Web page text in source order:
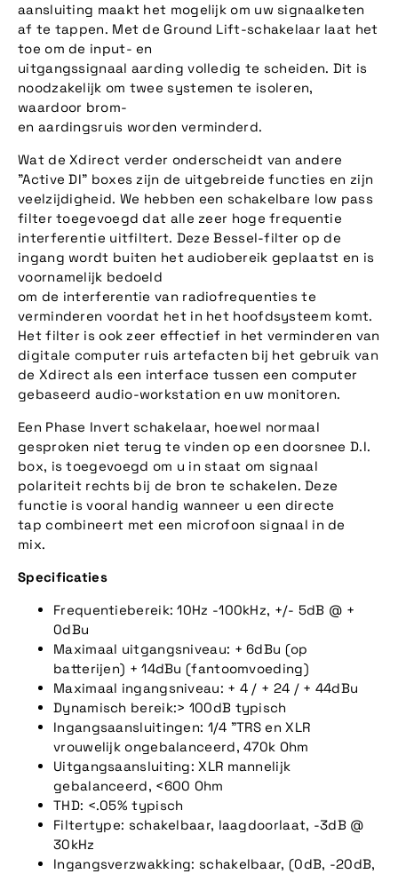
aansluiting maakt het mogelijk om uw signaalketen
af te tappen. Met de Ground Lift-schakelaar laat het
toe om de input- en
uitgangssignaal aarding volledig te scheiden. Dit is
noodzakelijk om twee systemen te isoleren,
waardoor brom-
en aardingsruis worden verminderd.
Wat de Xdirect verder onderscheidt van andere
"Active DI" boxes zijn de uitgebreide functies en zijn
veelzijdigheid. We hebben een schakelbare low pass
filter toegevoegd dat alle zeer hoge frequentie
interferentie uitfiltert. Deze Bessel-filter op de
ingang wordt buiten het audiobereik geplaatst en is
voornamelijk bedoeld
om de interferentie van radiofrequenties te
verminderen voordat het in het hoofdsysteem komt.
Het filter is ook zeer effectief in het verminderen van
digitale computer ruis artefacten bij het gebruik van
de Xdirect als een interface tussen een computer
gebaseerd audio-workstation en uw monitoren.
Een Phase Invert schakelaar, hoewel normaal
gesproken niet terug te vinden op een doorsnee D.I.
box, is toegevoegd om u in staat om signaal
polariteit rechts bij de bron te schakelen. Deze
functie is vooral handig wanneer u een directe
tap combineert met een microfoon signaal in de
mix.
Specificaties
Frequentiebereik: 10Hz -100kHz, +/- 5dB @ +
0dBu
Maximaal uitgangsniveau: + 6dBu (op
batterijen) + 14dBu (fantoomvoeding)
Maximaal ingangsniveau: + 4 / + 24 / + 44dBu
Dynamisch bereik:> 100dB typisch
Ingangsaansluitingen: 1/4 "TRS en XLR
vrouwelijk ongebalanceerd, 470k Ohm
Uitgangsaansluiting: XLR mannelijk
gebalanceerd, <600 Ohm
THD: <.05% typisch
Filtertype: schakelbaar, laagdoorlaat, -3dB @
30kHz
Ingangsverzwakking: schakelbaar, (0dB, -20dB,